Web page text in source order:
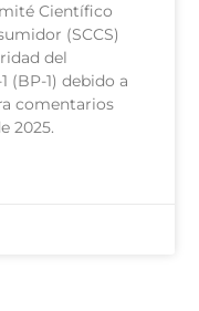
Científico
(SCCS)
del
(BP-1) debido a
comentarios
2025.